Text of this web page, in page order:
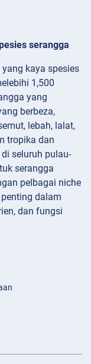
serangga
kaya spesies
1,500
yang
berbeza,
lebah, lalat,
tropika dan
seluruh pulau-
serangga
pelbagai niche
dalam
dan fungsi